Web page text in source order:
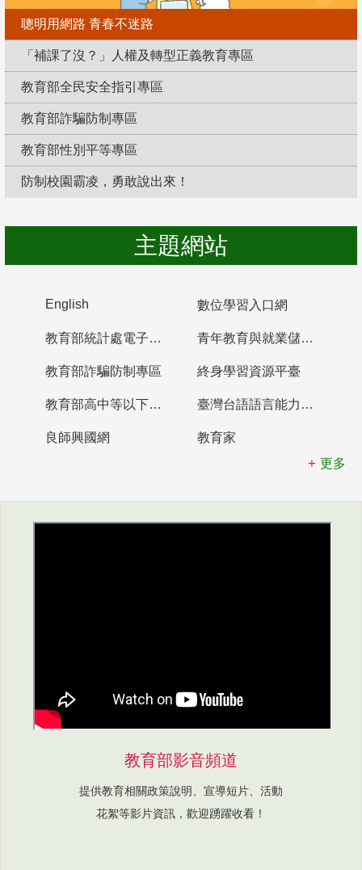
聰明用網路 青春不迷路
「補課了沒？」人權及轉型正義教育專區
教育部全民安全指引專區
教育部詐騙防制專區
教育部性別平等專區
防制校園霸凌，勇敢說出來！
主題網站
English 數位學習入口網
教育部統計處電子書櫃 青年教育與就業儲蓄帳戶
教育部詐騙防制專區 終身學習資源平臺
教育部高中等以下學校及幼兒園教師資格檢定考試 臺灣台語語言能力認證網站
良師興國網
教育家
更多
教育部影音頻道
提供教育相關政策說明、宣導短片、活動
花絮等影片資訊，歡迎踴躍收看！